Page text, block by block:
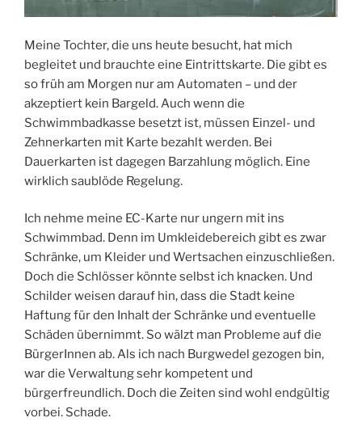
Meine Tochter, die uns heute besucht, hat mich
begleitet und brauchte eine Eintrittskarte. Die gibt es
so früh am Morgen nur am Automaten – und der
akzeptiert kein Bargeld. Auch wenn die
Schwimmbadkasse besetzt ist, müssen Einzel- und
Zehnerkarten mit Karte bezahlt werden. Bei
Dauerkarten ist dagegen Barzahlung möglich. Eine
wirklich saublöde Regelung.
Ich nehme meine EC-Karte nur ungern mit ins
Schwimmbad. Denn im Umkleidebereich gibt es zwar
Schränke, um Kleider und Wertsachen einzuschließen.
Doch die Schlösser könnte selbst ich knacken. Und
Schilder weisen darauf hin, dass die Stadt keine
Haftung für den Inhalt der Schränke und eventuelle
Schäden übernimmt. So wälzt man Probleme auf die
BürgerInnen ab. Als ich nach Burgwedel gezogen bin,
war die Verwaltung sehr kompetent und
bürgerfreundlich. Doch die Zeiten sind wohl endgültig
vorbei. Schade.